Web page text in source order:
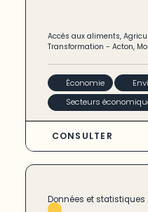
Accès aux aliments,
Transformation - Acton,
Économie
Secteurs
CONSULTER
Données et statistiques